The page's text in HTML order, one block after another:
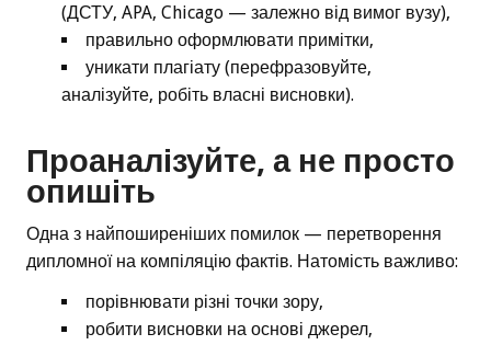
(ДСТУ, APA, Chicago — залежно від вимог вузу),
правильно оформлювати примітки,
уникати плагіату (перефразовуйте,
аналізуйте, робіть власні висновки).
Проаналізуйте, а не просто
опишіть
Одна з найпоширеніших помилок — перетворення
дипломної на компіляцію фактів. Натомість важливо:
порівнювати різні точки зору,
робити висновки на основі джерел,